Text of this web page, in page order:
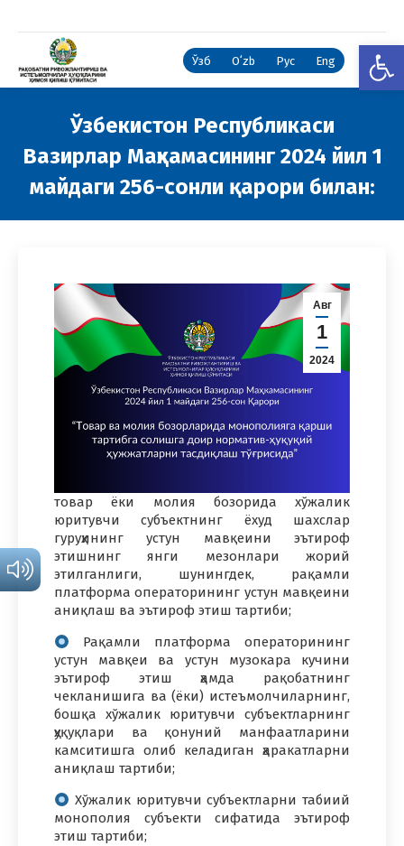
Ўзб Oʻzb Рус Eng
Ўзбекистон Республикаси
Вазирлар Маҳкамасининг 2024 йил 1
майдаги 256-сонли қарори билан:
Авг
1
2024
товар ёки молия бозорида хўжалик
юритувчи субъектнинг ёхуд шахслар
гуруҳининг устун мавқеини эътироф
этишнинг янги мезонлари жорий
этилганлиги, шунингдек, рақамли
платформа операторининг устун мавқеини
аниқлаш ва эътироф этиш тартиби;
Рақамли платформа операторининг
устун мавқеи ва устун музокара кучини
эътироф этиш ҳамда рақобатнинг
чекланишига ва (ёки) истеъмолчиларнинг,
бошқа хўжалик юритувчи субъектларнинг
ҳуқуқлари ва қонуний манфаатларини
камситишга олиб келадиган ҳаракатларни
аниқлаш тартиби;
Хўжалик юритувчи субъектларни табиий
монополия субъекти сифатида эътироф
этиш тартиби;